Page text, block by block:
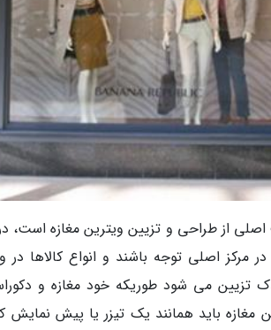
از طراحی و تزیین ویترین مغازه است، در
مرکز اصلی توجه باشند و انواع کالاها
تزیین می شود طوریکه خود مغازه و
باید همانند یک تیزر یا پیش نمایش